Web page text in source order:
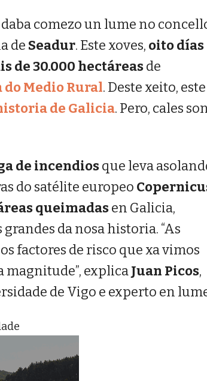
daba comezo un lume no
de Seadur. Este xoves, oito días
de 30.000 hectáreasde
Medio Rural. Deste xeito, este
de Galicia. Pero, cales
de incendiosque leva
do satélite europeo
queimadasen Galicia,
da nosa historia. “As
factores de risco que xa vimos
magnitude”, explicaJuan Picos,
de Vigo e experto en